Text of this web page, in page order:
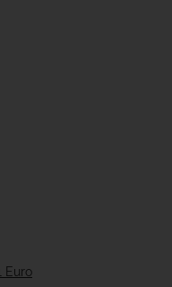
Euro